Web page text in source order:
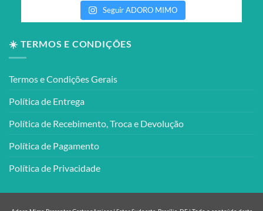
Seguir ADORO MIMO
☀️ TERMOS E CONDIÇÕES
Termos e Condições Gerais
Política de Entrega
Política de Recebimento, Troca e Devolução
Política de Pagamento
Política de Privacidade